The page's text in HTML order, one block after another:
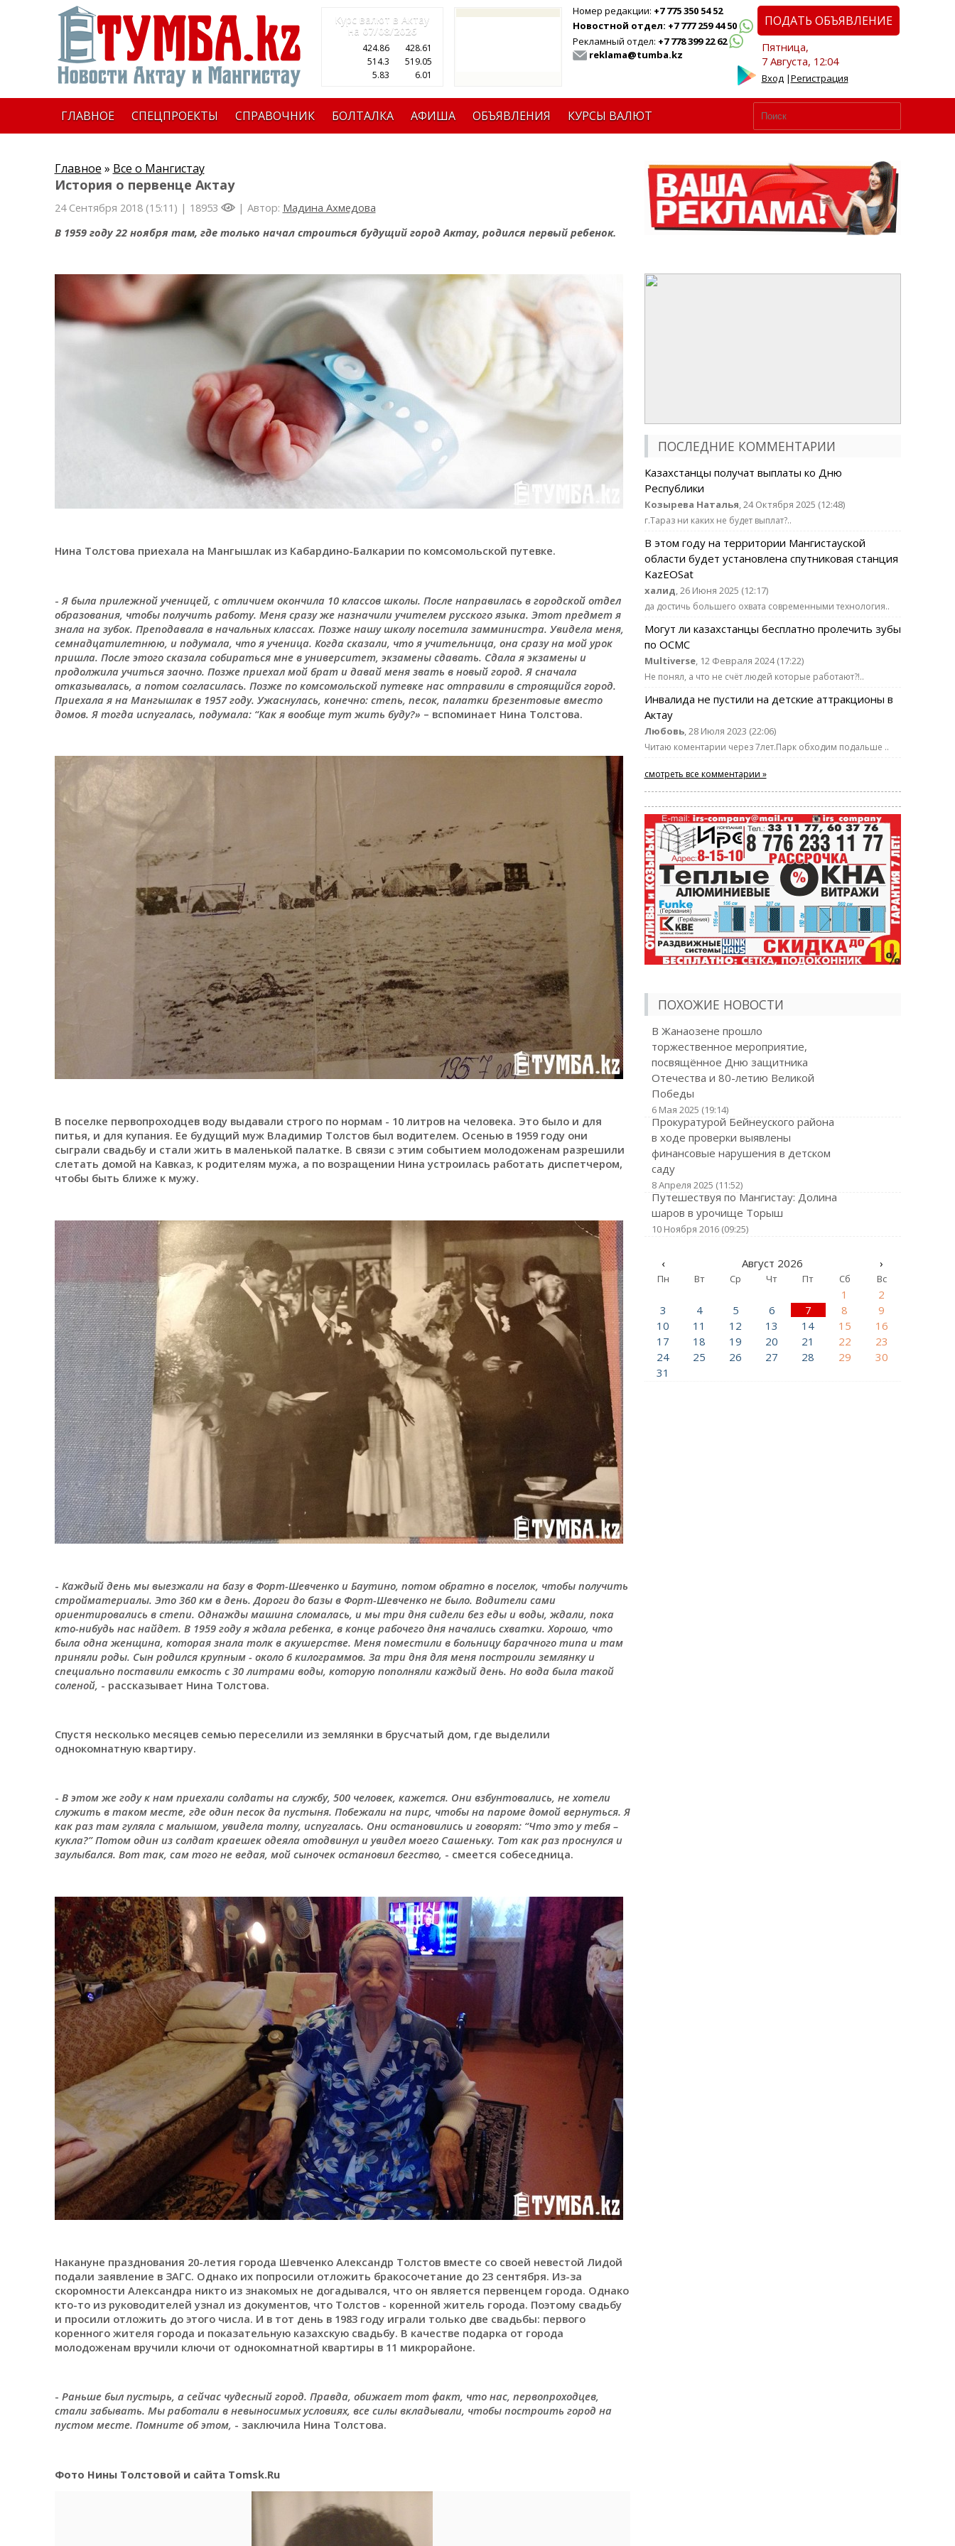
Курс валют в Актау
на 07/08/2026
424.86
428.61
514.3
519.05
5.83
6.01
Номер редакции: +7 775 350 54 52
Новостной отдел: +7 777 259 44 50
Рекламный отдел: +7 778 399 22 62
reklama@tumba.kz
ПОДАТЬ ОБЪЯВЛЕНИЕ
Пятница,
7 Августа, 12:04
Вход|Регистрация
ГЛАВНОЕ СПЕЦПРОЕКТЫ СПРАВОЧНИК БОЛТАЛКА АФИША ОБЪЯВЛЕНИЯ КУРСЫ ВАЛЮТ
Главное » Все о Мангистау
История о первенце Актау
24 Сентября 2018 (15:11) | 18953 | Автор: Мадина Ахмедова
В 1959 году 22 ноября там, где только начал строиться будущий город Актау, родился первый ребенок.
Нина Толстова приехала на Мангышлак из Кабардино-Балкарии по комсомольской путевке.
- Я была прилежной ученицей, с отличием окончила 10 классов школы. После направилась в городской отдел
образования, чтобы получить работу. Меня сразу же назначили учителем русского языка. Этот предмет я
знала на зубок. Преподавала в начальных классах. Позже нашу школу посетила замминистра. Увидела меня,
семнадцатилетнюю, и подумала, что я ученица. Когда сказали, что я учительница, она сразу на мой урок
пришла. После этого сказала собираться мне в университет, экзамены сдавать. Сдала я экзамены и
продолжила учиться заочно. Позже приехал мой брат и давай меня звать в новый город. Я сначала
отказывалась, а потом согласилась. Позже по комсомольской путевке нас отправили в строящийся город.
Приехала я на Мангышлак в 1957 году. Ужаснулась, конечно: степь, песок, палатки брезентовые вместо
домов. Я тогда испугалась, подумала: “Как я вообще тут жить буду?» – вспоминает Нина Толстова.
В поселке первопроходцев воду выдавали строго по нормам - 10 литров на человека. Это было и для
питья, и для купания. Ее будущий муж Владимир Толстов был водителем. Осенью в 1959 году они
сыграли свадьбу и стали жить в маленькой палатке. В связи с этим событием молодоженам разрешили
слетать домой на Кавказ, к родителям мужа, а по возращении Нина устроилась работать диспетчером,
чтобы быть ближе к мужу.
- Каждый день мы выезжали на базу в Форт-Шевченко и Баутино, потом обратно в поселок, чтобы получить
стройматериалы. Это 360 км в день. Дороги до базы в Форт-Шевченко не было. Водители сами
ориентировались в степи. Однажды машина сломалась, и мы три дня сидели без еды и воды, ждали, пока
кто-нибудь нас найдет. В 1959 году я ждала ребенка, в конце рабочего дня начались схватки. Хорошо, что
была одна женщина, которая знала толк в акушерстве. Меня поместили в больницу барачного типа и там
приняли роды. Сын родился крупным - около 6 килограммов. За три дня для меня построили землянку и
специально поставили емкость с 30 литрами воды, которую пополняли каждый день. Но вода была такой
соленой, - рассказывает Нина Толстова.
Спустя несколько месяцев семью переселили из землянки в брусчатый дом, где выделили
однокомнатную квартиру.
- В этом же году к нам приехали солдаты на службу, 500 человек, кажется. Они взбунтовались, не хотели
служить в таком месте, где один песок да пустыня. Побежали на пирс, чтобы на пароме домой вернуться. Я
как раз там гуляла с малышом, увидела толпу, испугалась. Они остановились и говорят: “Что это у тебя –
кукла?” Потом один из солдат краешек одеяла отодвинул и увидел моего Сашеньку. Тот как раз проснулся и
заулыбался. Вот так, сам того не ведая, мой сыночек остановил бегство, - смеется собеседница.
Накануне празднования 20-летия города Шевченко Александр Толстов вместе со своей невестой Лидой
подали заявление в ЗАГС. Однако их попросили отложить бракосочетание до 23 сентября. Из-за
скоромности Александра никто из знакомых не догадывался, что он является первенцем города. Однако
кто-то из руководителей узнал из документов, что Толстов - коренной житель города. Поэтому свадьбу
и просили отложить до этого числа. И в тот день в 1983 году играли только две свадьбы: первого
коренного жителя города и показательную казахскую свадьбу. В качестве подарка от города
молодоженам вручили ключи от однокомнатной квартиры в 11 микрорайоне.
- Раньше был пустырь, а сейчас чудесный город. Правда, обижает тот факт, что нас, первопроходцев,
стали забывать. Мы работали в невыносимых условиях, все силы вкладывали, чтобы построить город на
пустом месте. Помните об этом, - заключила Нина Толстова.
Фото Нины Толстовой и сайта Tomsk.Ru
ПОСЛЕДНИЕ КОММЕНТАРИИ
Казахстанцы получат выплаты ко Дню
Республики
Козырева Наталья, 24 Октября 2025 (12:48)
г.Тараз ни каких не будет выплат?..
В этом году на территории Мангистауской
области будет установлена спутниковая станция
KazEOSat
халид, 26 Июня 2025 (12:17)
да достичь большего охвата современными технология..
Могут ли казахстанцы бесплатно пролечить зубы
по ОСМС
Multiverse, 12 Февраля 2024 (17:22)
Не понял, а что не счёт людей которые работают?!..
Инвалида не пустили на детские аттракционы в
Актау
Любовь, 28 Июля 2023 (22:06)
Читаю коментарии через 7лет.Парк обходим подальше ..
смотреть все комментарии »
ПОХОЖИЕ НОВОСТИ
В Жанаозене прошло
торжественное мероприятие,
посвящённое Дню защитника
Отечества и 80-летию Великой
Победы
6 Мая 2025 (19:14)
Прокуратурой Бейнеуского района
в ходе проверки выявлены
финансовые нарушения в детском
саду
8 Апреля 2025 (11:52)
Путешествуя по Мангистау: Долина
шаров в урочище Торыш
10 Ноября 2016 (09:25)
‹ Август 2026 ›
Пн Вт Ср Чт Пт Сб Вс
1
2
3
4 5 6 7 8
9
10
11 12 13 14 15
16
17
18 19 20 21 22
23
24
25 26 27 28 29
30
31